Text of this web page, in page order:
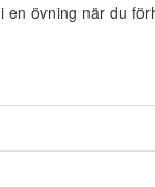
en övning när du